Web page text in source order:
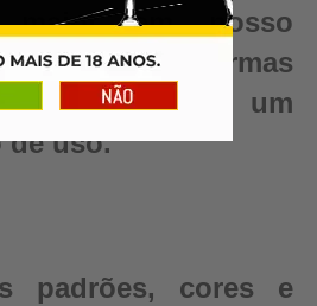
maior em nosso
garantir reformas
seu barril para um
de uso.
padrões, cores e